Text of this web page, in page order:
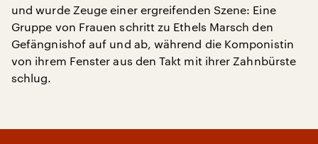
und wurde Zeuge einer ergreifenden Szene: Eine
Gruppe von Frauen schritt zu Ethels Marsch den
Gefängnishof auf und ab, während die Komponistin
von ihrem Fenster aus den Takt mit ihrer Zahnbürste
schlug.